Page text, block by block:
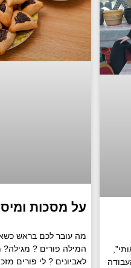
על מסכות
מה עובר לכם בראש
המילה פורים ?
לאביונים ? לי פורים